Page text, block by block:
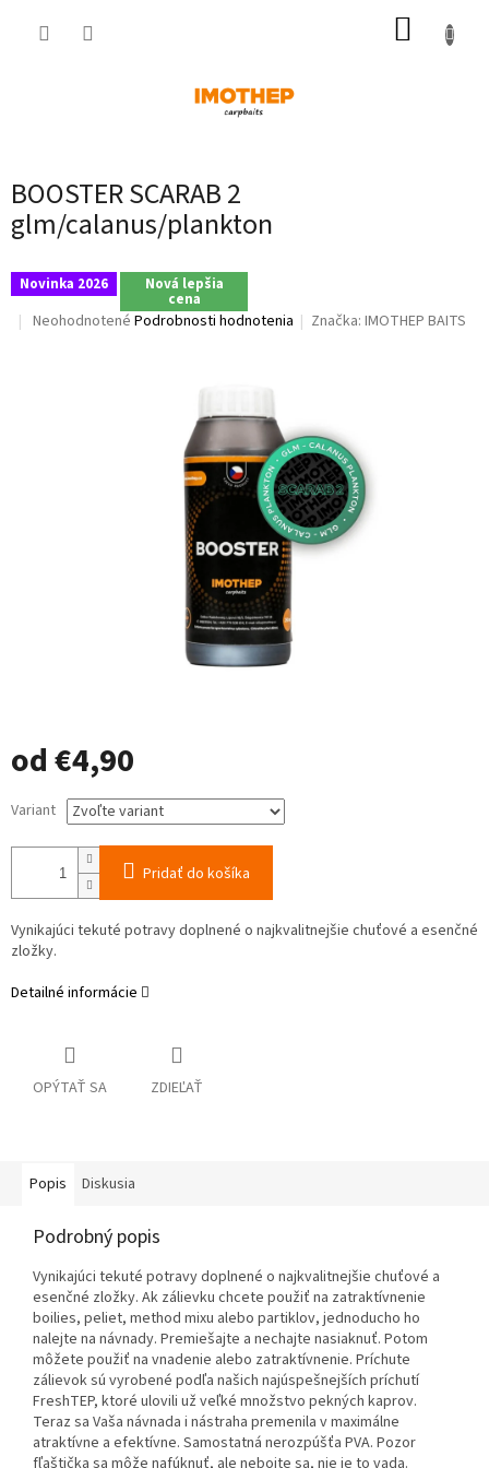
BOOSTER SCARAB 2
glm/calanus/plankton
Novinka 2026 Nová lepšia
cena
Priemerné
Neohodnotené Podrobnosti hodnotenia Značka:IMOTHEP BAITS
od€4,90
Jednotková
cena:
Variant
Pridať do košíka
Vynikajúci tekuté potravy doplnené o najkvalitnejšie chuťové a esenčné
zložky.
Detailné informácie
OPÝTAŤ SA ZDIEĽAŤ
Popis Diskusia
Podrobný popis
Vynikajúci tekuté potravy doplnené o najkvalitnejšie chuťové a
esenčné zložky. Ak zálievku chcete použiť na zatraktívnenie
boilies, peliet, method mixu alebo partiklov, jednoducho ho
nalejte na návnady. Premiešajte a nechajte nasiaknuť. Potom
môžete použiť na vnadenie alebo zatraktívnenie. Príchute
zálievok sú vyrobené podľa našich najúspešnejších príchutí
FreshTEP, ktoré ulovili už veľké množstvo pekných kaprov.
Teraz sa Vaša návnada i nástraha premenila v maximálne
atraktívne a efektívne. Samostatná nerozpúšťa PVA. Pozor